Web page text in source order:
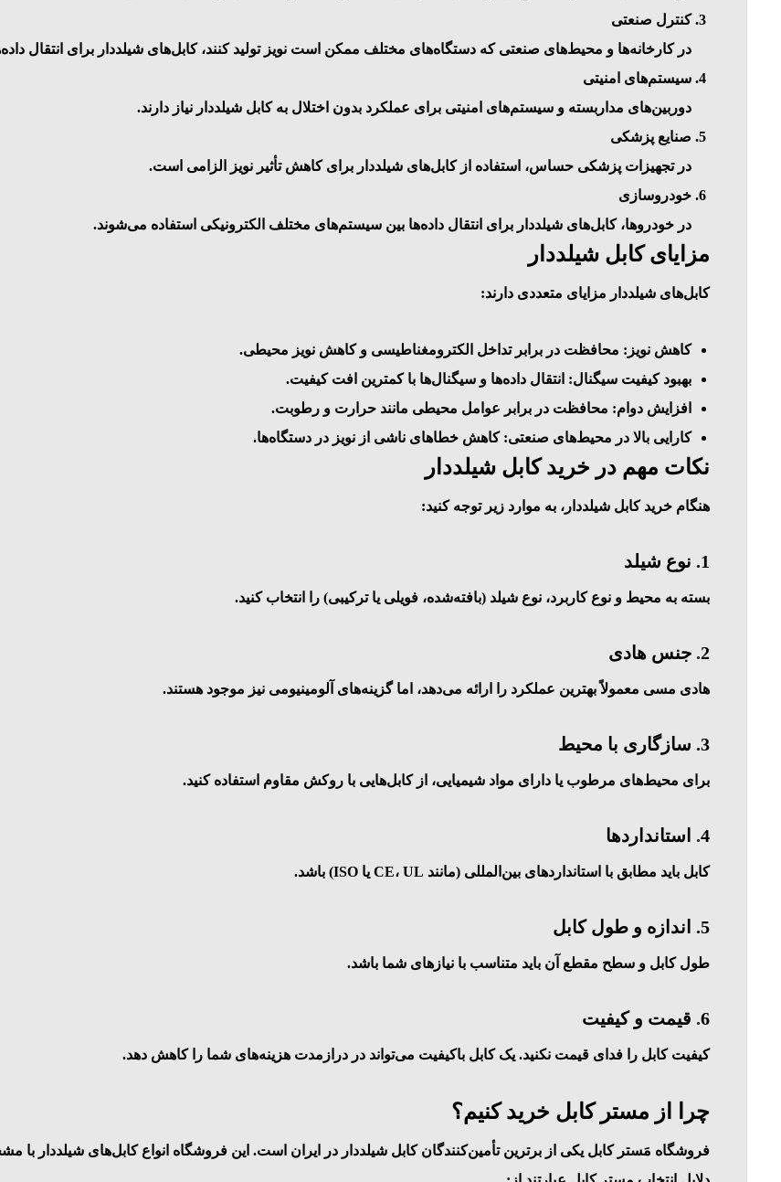
کنترل صنعتی
در کارخانه‌ها و محیط‌های صنعتی که دستگاه‌های مختلف ممکن است نویز تولید کنند، کابل‌های شیلددار برای انتقال
سیستم‌های امنیتی
دوربین‌های مداربسته و سیستم‌های امنیتی برای عملکرد بدون اختلال به کابل شیلددار نیاز دارند.
صنایع پزشکی
در تجهیزات پزشکی حساس، استفاده از کابل‌های شیلددار برای کاهش تأثیر نویز الزامی است.
خودرو‌سازی
در خودروها، کابل‌های شیلددار برای انتقال داده‌ها بین سیستم‌های مختلف الکترونیکی استفاده می‌شوند.
مزایای کابل شیلددار
کابل‌های شیلددار مزایای متعددی دارند:
کاهش نویز : محافظت در برابر تداخل الکترومغناطیسی و کاهش نویز محیطی.
بهبود کیفیت سیگنال: انتقال داده‌ها و سیگنال‌ها با کمترین افت کیفیت.
افزایش دوام: محافظت در برابر عوامل محیطی مانند حرارت و رطوبت.
کارایی بالا در محیط‌های صنعتی: کاهش خطاهای ناشی از نویز در دستگاه‌ها.
نکات مهم در خرید کابل شیلددار
هنگام خرید کابل شیلددار، به موارد زیر توجه کنید:
1. نوع شیلد
بسته به محیط و نوع کاربرد، نوع شیلد (بافته‌شده، فویلی یا ترکیبی) را انتخاب کنید.
2. جنس هادی
هادی مسی معمولاً بهترین عملکرد را ارائه می‌دهد، اما گزینه‌های آلومینیومی نیز موجود هستند.
3. سازگاری با محیط
برای محیط‌های مرطوب یا دارای مواد شیمیایی، از کابل‌هایی با روکش مقاوم استفاده کنید.
4. استانداردها
کابل باید مطابق با استانداردهای بین‌المللی (مانند CE، UL یا ISO) باشد.
5. اندازه و طول کابل
طول کابل و سطح مقطع آن باید متناسب با نیازهای شما باشد.
6. قیمت و کیفیت
کیفیت کابل را فدای قیمت نکنید. یک کابل باکیفیت می‌تواند در درازمدت هزینه‌های شما را کاهش دهد.
چرا از مستر کابل خرید کنیم؟
فروشگاه مَستر کابل یکی از برترین تأمین‌کنندگان کابل شیلددار در ایران است. این فروشگاه انواع کابل‌های شیلددار